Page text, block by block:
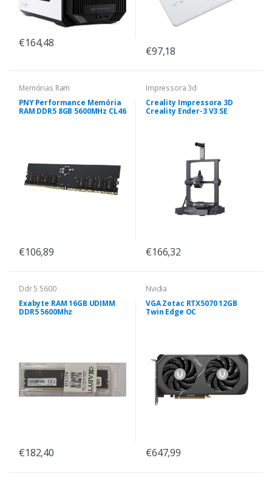
€164,48
€97,18
Memórias Ram
PNY Performance Memória
RAM DDR5 8GB 5600MHz CL46
€106,89
Impressora 3d
Creality Impressora 3D
Creality Ender-3 V3 SE
€166,32
Ddr 5 5600
Exabyte RAM 16GB UDIMM
DDR5 5600Mhz
€182,40
Nvidia
VGA Zotac RTX5070 12GB
Twin Edge OC
€647,99